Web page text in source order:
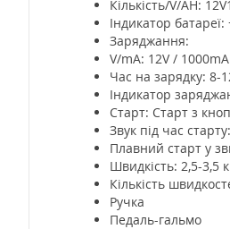
Кількість/V/AH:
Індикатор батареї:
Заряджання:
V/mA: 12V / 1000mA
Час на зарядку: 8-
Індикатор
Старт: Старт з
Звук під час
Плавний старт у
Швидкість: 2,5-3,5
Кількість
Ручка
Педаль-гальмо